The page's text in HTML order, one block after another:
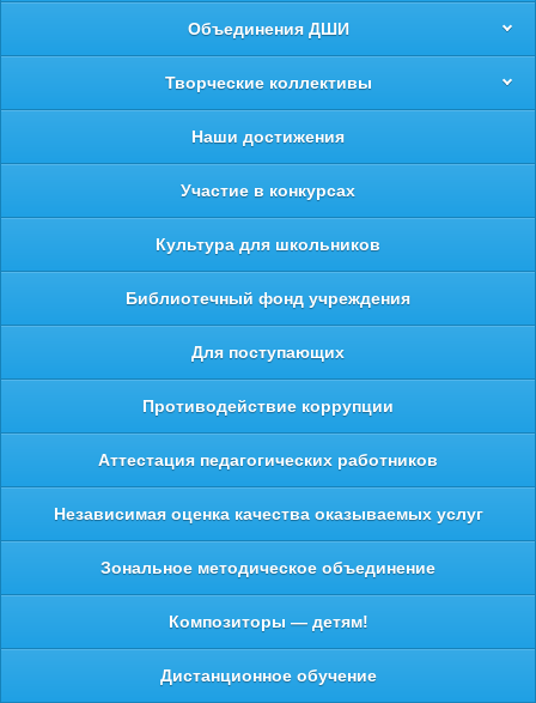
Объединения ДШИ
Творческие коллективы
Наши достижения
Участие в конкурсах
Культура для школьников
Библиотечный фонд учреждения
Для поступающих
Противодействие коррупции
Аттестация педагогических работников
Независимая оценка качества оказываемых услуг
Зональное методическое объединение
Композиторы — детям!
Дистанционное обучение